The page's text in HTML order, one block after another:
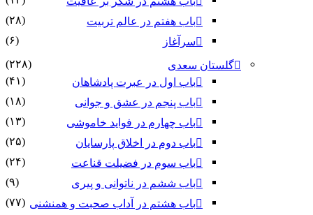
باب هفتم در عالم تربیت
(۲۸)
سرآغاز
(۶)
گلستان سعدی
(۲۲۸)
باب اول در عبرت پادشاهان
(۴۱)
باب پنجم در عشق و جوانى
(۱۸)
باب چهارم در فواید خاموشى
(۱۳)
باب دوم در اخلاق پارسایان
(۲۵)
باب سوم در فضیلت قناعت
(۲۴)
باب ششم در ناتوانى و پیرى
(۹)
باب هشتم در آداب صحبت و همنشنى (۷۷)